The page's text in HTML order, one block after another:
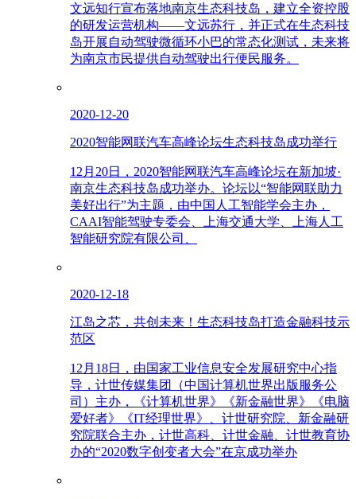
文远知行宣布落地南京生态科技岛，建立全资控股
的研发运营机构——文远苏行，并正式在生态科技
岛开展自动驾驶微循环小巴的常态化测试，未来将
为南京市民提供自动驾驶出行便民服务。
2020-12-20
2020智能网联汽车高峰论坛生态科技岛成功举行
12月20日，2020智能网联汽车高峰论坛在新加坡·
南京生态科技岛成功举办。论坛以“智能网联助力
美好出行”为主题，由中国人工智能学会主办，
CAAI智能驾驶专委会、上海交通大学、上海人工
智能研究院有限公司、
2020-12-18
江岛之芯，共创未来！生态科技岛打造金融科技示
范区
12月18日，由国家工业信息安全发展研究中心指
导，计世传媒集团（中国计算机世界出版服务公
司）主办，《计算机世界》《新金融世界》《电脑
爱好者》《IT经理世界》、计世研究院、新金融研
究院联合主办，计世高科、计世金融、计世教育协
办的“2020数字创变者大会”在京成功举办